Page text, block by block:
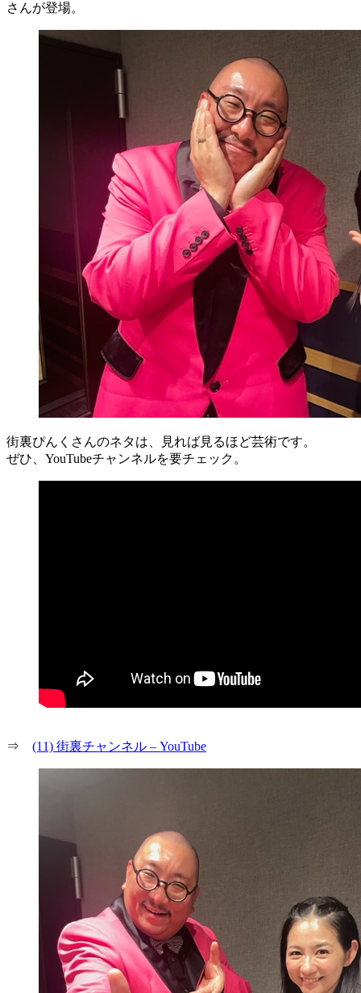
さんが登場。
街裏ぴんくさんのネタは、見れば見るほど芸術です。
ぜひ、YouTubeチャンネルを要チェック。
⇒ (11) 街裏チャンネル – YouTube